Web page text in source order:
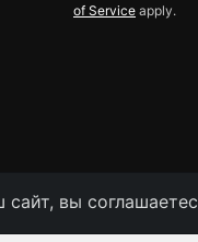
вы
of Service apply.